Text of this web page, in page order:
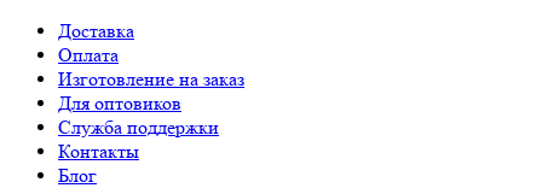
Доставка
Оплата
Изготовление на заказ
Для оптовиков
Служба поддержки
Контакты
Блог